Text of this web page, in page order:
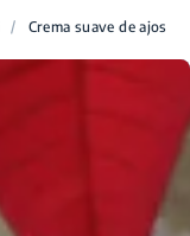
/ Crema suave de ajos